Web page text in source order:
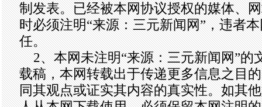
制发表。已经被本网协议授权的媒体、
时必须注明“来源：三元新闻网”，违者
任。
2、本网未注明“来源：三元新闻网”的
载稿，本网转载出于传递更多信息之目
同其观点或证实其内容的真实性。如其